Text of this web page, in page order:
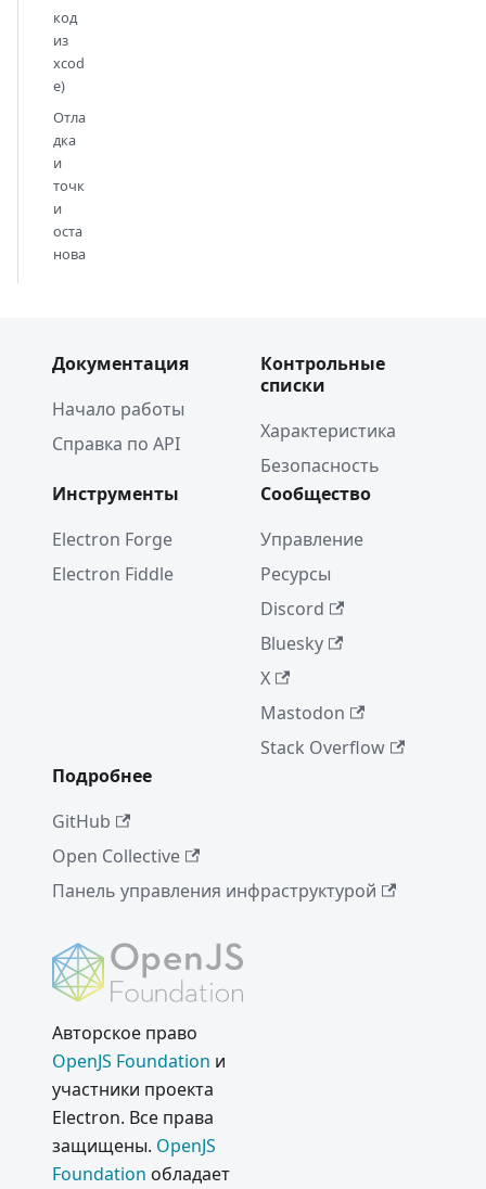
код
из
xcod
e)
Отла
дка
и
точк
и
оста
нова
Документация
Начало работы
Справка по API
Контрольные
списки
Характеристика
Безопасность
Инструменты
Electron Forge
Electron Fiddle
Сообщество
Управление
Ресурсы
Discord
Bluesky
X
Mastodon
Stack Overflow
Подробнее
GitHub
Open Collective
Панель управления инфраструктурой
Авторское право
OpenJS Foundation и
участники проекта
Electron. Все права
защищены. OpenJS
Foundation обладает